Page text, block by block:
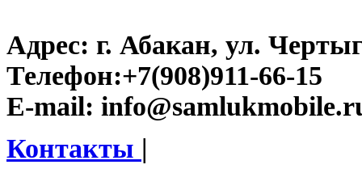
Адрес: г. Абакан, ул.
Телефон:+7(908)911-66-15
E-mail:
Контакты |